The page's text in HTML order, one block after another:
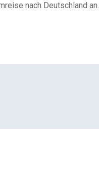
nach Deutschland an.